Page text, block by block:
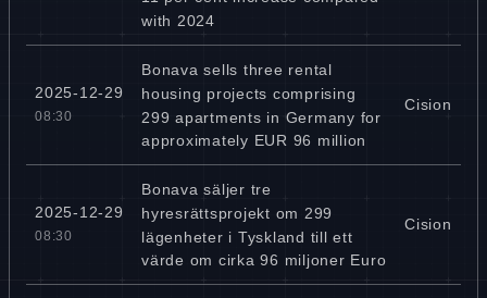
with 2024
2025-12-29
08:30
Bonava sells three rental
housing projects comprising
299 apartments in Germany for
approximately EUR 96 million
Cision
2025-12-29
08:30
Bonava säljer tre
hyresrättsprojekt om 299
lägenheter i Tyskland till ett
värde om cirka 96 miljoner Euro
Cision